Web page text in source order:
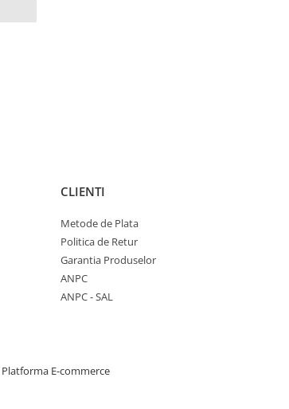
CLIENTI
Metode de Plata
Politica de Retur
Garantia Produselor
ANPC
ANPC - SAL
Platforma E-commerce